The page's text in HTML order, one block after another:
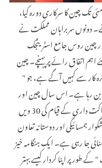
روسی صدر ولادیمیر پیوٹن نے 19 سے 20 مئی تک چین کا سرکاری دورہ کیا،
دونوں سربراہان مملکت نے
چین روس جامع اسٹریٹجک
اتفاق رائے پر پہنچے۔ چین
کار سے کہیں آگے ہے، جو "
بن رہا ہے۔ اس سال چین اور
روس کے درمیان اسٹریٹجک تعاون کی شراکت داری کے قیام کی 30 ویں
ہمسائیگی اور دوستانہ تعاون
25 ویں سالگرہ منائی جا رہی ہے۔ ایک ہنگامہ خیز
طور پر اپنا کردار کیسے بہتر